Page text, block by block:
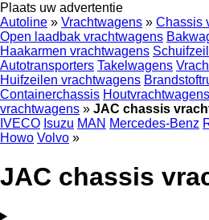
Plaats uw advertentie
Autoline » Vrachtwagens » Chassis
Open laadbak vrachtwagens
Haakarmen vrachtwagens
Autotransporters Takelwagens
Huifzeilen vrachtwagens
Containerchassis Houtvrachtwagens
vrachtwagens » JAC chassis
IVECO Isuzu MAN Mercedes-Benz
Howo Volvo »
JAC chassis